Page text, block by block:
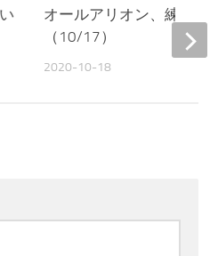
オールアリオン、練習報告
（10/17）
2020-10-18